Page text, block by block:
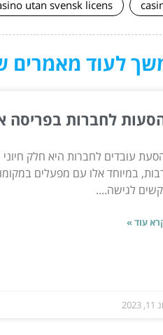
utan svensk licens
לעוד מאמרים
לחברות בפריסה
עובדים לחברות היא חלק
במיוחד אלו עם מפעלים
לגישה....
עוד »
2023